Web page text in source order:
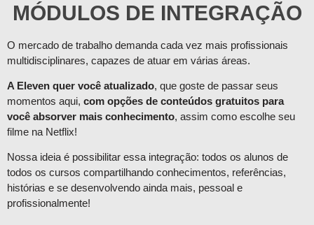
MÓDULOS DE INTEGRAÇÃO
O mercado de trabalho demanda cada vez mais profissionais
multidisciplinares, capazes de atuar em várias áreas.
A Eleven quer você atualizado, que goste de passar seus
momentos aqui, com opções de conteúdos gratuitos para
você absorver mais conhecimento, assim como escolhe seu
filme na Netflix!
Nossa ideia é possibilitar essa integração: todos os alunos de
todos os cursos compartilhando conhecimentos, referências,
histórias e se desenvolvendo ainda mais, pessoal e
profissionalmente!